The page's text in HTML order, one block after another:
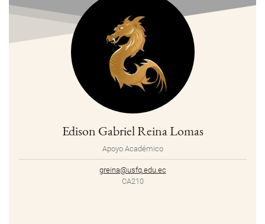
Edison Gabriel Reina Lomas
Apoyo Académico
greina@usfq.edu.ec
CA210